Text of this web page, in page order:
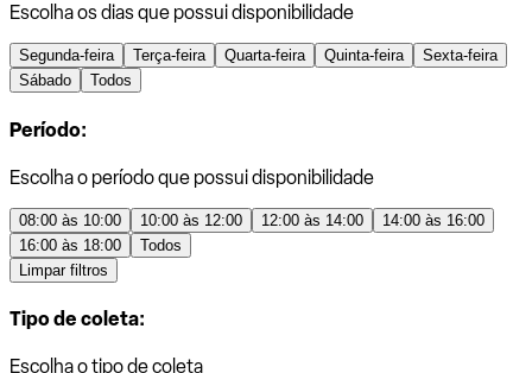
Escolha os dias que possui disponibilidade
Segunda-feira Terça-feira Quarta-feira Quinta-feira
Sexta-feira
Sábado
Todos
Período:
Escolha o período que possui disponibilidade
08:00 às 10:00 10:00 às 12:00 12:00 às 14:00
14:00 às 16:00
16:00 às 18:00
Todos
Limpar filtros
Tipo de coleta:
Escolha o tipo de coleta